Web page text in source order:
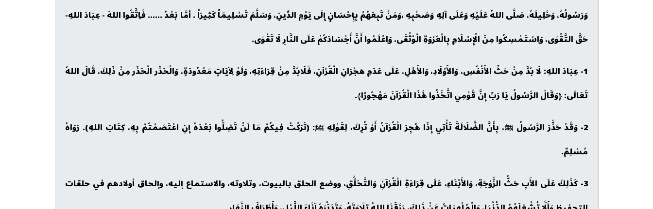
وَرَسُولُهُ، وَخَلِيلَهُ، صَلَّى اللهُ عَلَيْهِ وَعَلَى آلِهِ وَصَحْبِهِ ،وَمَنْ تَبِعَهُمْ بِإِحْسَانٍ إِلَى يَوْمِ الدِّينِ، وَسَلَّمَ تَسْلِيمَاً كَثِيرَاً . أمَّا بَعْدُ ...... فَاِتَّقُوا اللهَ - عِبَادَ اللهِ-
حَقَّ التَّقْوَى، وَاِسْتَمْسِكُوا مِنَ الْإِسْلَامِ بِالْعُرْوَةِ الْوُثْقَى، وَاِعْلَمُوا أَنَّ أَجْسَادَكُمْ عَلَى النَّارِ لَا تَقْوَى.
1- عِبَادَ اللهِ: لَا بُدَّ مِنْ حَثِّ الأَنْفُسِ، وَالأَوْلَادِ، وَالأَهْلِ، عَلَى عَدَمِ هجْرَانِ الْقُرْآنِ، فَلَابُدَّ مِنْ قِرَاءَتِهِ، وَلَوْ لِآيَاتٍ مَعْدُودَةٍ، وَالْحَذَر الْحَذَر مِنْ ذَلِكَ، قَالَ اللهُ
تَعَالَى: ﴿وَقَالَ الرَّسُولُ يَا رَبِّ إِنَّ قَوْمِي اتَّخَذُوا هَٰذَا الْقُرْآنَ مَهْجُورًا﴾.
2- وَقَدْ حَذَّرَ الرَّسُولُ ﷺ، بِأَنَّ الضَّلَالَةَ تَأْتِي إِذَا هُجِرَ الْقُرْآنُ أَوْ تُرِكَ، لِقَوْلِهِ ﷺ: (تَرَكْتُ فِيكُمْ مَا لَنْ تَضِلُّوا بَعْدَهُ إِنِ اعْتَصَمْتُمْ بِهِ، كِتَابَ اللهِ). رَوَاهُ
مُسْلِمٌ.
3- كَذَلِكَ عَلَى الأَبِ حَثُّ الزَّوْجَةِ، وَالأَبْنَاءِ، عَلَى قِرَاءَةِ الْقُرْآنِ وَالتَّحَلُّقِ، ووضع الحلق بالبيوت، وتلاوته، والاستماع إليه، وإلحاق أولادهم في حلقات